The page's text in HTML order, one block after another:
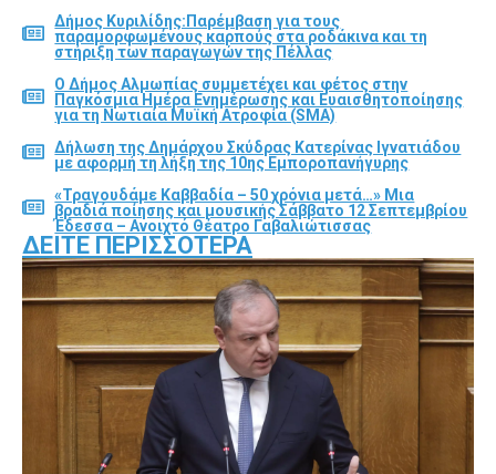
Δήμος Κυριλίδης:Παρέμβαση για τους
παραμορφωμένους καρπούς στα ροδάκινα και τη
στήριξη των παραγωγών της Πέλλας
Ο Δήμος Αλμωπίας συμμετέχει και φέτος στην
Παγκόσμια Ημέρα Ενημέρωσης και Ευαισθητοποίησης
για τη Νωτιαία Μυϊκή Ατροφία (SMA)
Δήλωση της Δημάρχου Σκύδρας Κατερίνας Ιγνατιάδου
με αφορμή τη λήξη της 10ης Εμποροπανήγυρης
«Τραγουδάμε Καββαδία – 50 χρόνια μετά…» Μια
βραδιά ποίησης και μουσικής Σάββατο 12 Σεπτεμβρίου
Έδεσσα – Ανοιχτό Θέατρο Γαβαλιώτισσας
ΔΕΊΤΕ ΠΕΡΙΣΣΌΤΕΡΑ